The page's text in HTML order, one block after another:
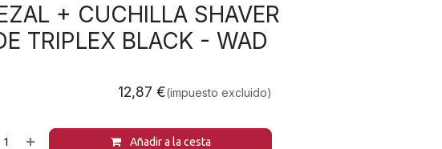
+ CUCHILLA SHAVER
TRIPLEX BLACK - WAD
Añadir a la cesta
12,87 €(impuesto excluido)